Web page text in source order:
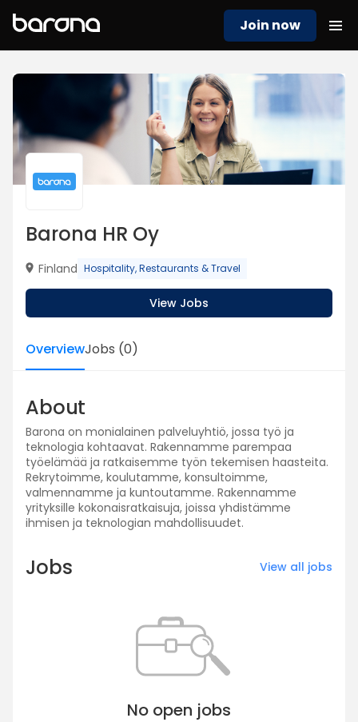
Join now
Barona HR Oy
Finland Hospitality, Restaurants & Travel
View Jobs
OverviewJobs (0)
About
Barona on monialainen palveluyhtiö, jossa työ ja
teknologia kohtaavat. Rakennamme parempaa
työelämää ja ratkaisemme työn tekemisen haasteita.
Rekrytoimme, koulutamme, konsultoimme,
valmennamme ja kuntoutamme. Rakennamme
yrityksille kokonaisratkaisuja, joissa yhdistämme
ihmisen ja teknologian mahdollisuudet.
Jobs View all jobs
No open jobs